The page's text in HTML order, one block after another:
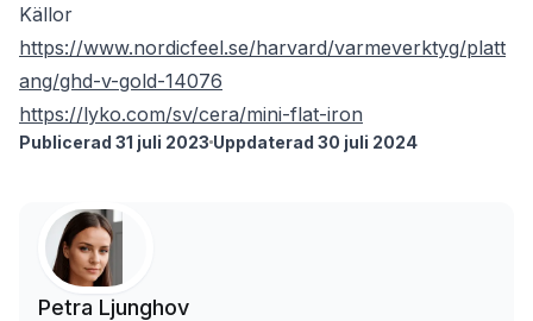
Källor
https://www.nordicfeel.se/harvard/varmeverktyg/platt
ang/ghd-v-gold-14076
https://lyko.com/sv/cera/mini-flat-iron
Publicerad 31 juli 2023 Uppdaterad 30 juli 2024
Petra Ljunghov